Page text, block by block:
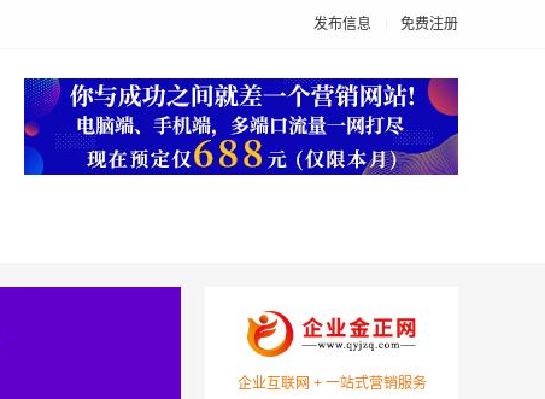
发布信息 免费注册
企业互联网 + 一站式营销服务